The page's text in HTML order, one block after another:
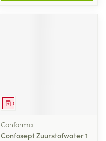
Geneesmiddel
Conforma
Confosept Zuurstofwater 1